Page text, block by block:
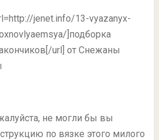
jenet.info/13-vyazanyx-
]подборка
url] от Снежаны
не могли бы вы
по вязке этого милого